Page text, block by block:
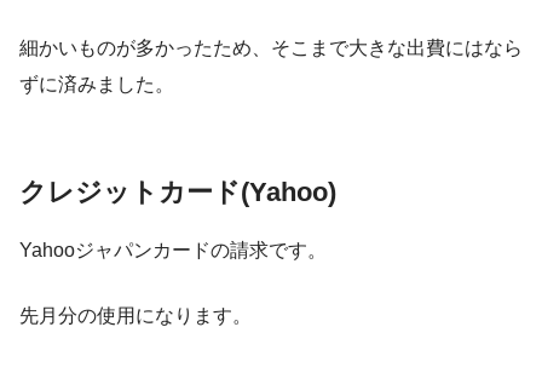
細かいものが多かったため、そこまで大きな出費にはなら
ずに済みました。
クレジットカード(Yahoo)
Yahooジャパンカードの請求です。
先月分の使用になります。